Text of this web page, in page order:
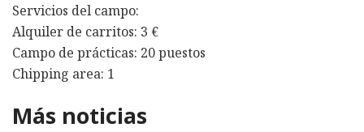
Servicios del campo:
Alquiler de carritos: 3 €
Campo de prácticas: 20 puestos
Chipping area: 1
Más noticias